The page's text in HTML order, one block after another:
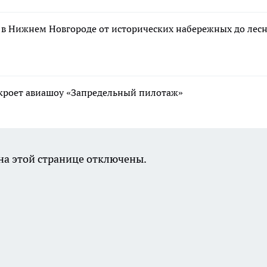
Нижнем Новгороде от исторических набережных до
авиашоу «Запредельный пилотаж»
этой странице отключены.